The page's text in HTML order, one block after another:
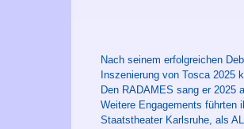
Nach seinem erfolgreichen
Inszenierung von Tosca 2025
Den RADAMES sang er 2025
Weitere Engagements führten
Staatstheater Karlsruhe, als